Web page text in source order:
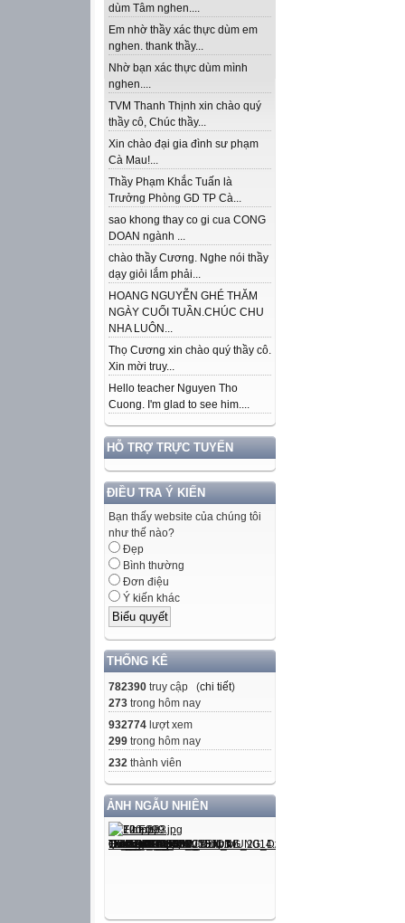
dùm Tâm nghen....
Em nhờ thầy xác thực dùm em
nghen. thank thầy...
Nhờ bạn xác thực dùm mình
nghen....
TVM Thanh Thịnh xin chào quý
thầy cô, Chúc thầy...
Xin chào đại gia đình sư phạm
Cà Mau!...
Thầy Phạm Khắc Tuấn là
Trưởng Phòng GD TP Cà...
sao khong thay co gi cua CONG
DOAN ngành ...
chào thầy Cương. Nghe nói thầy
dạy giỏi lắm phải...
HOANG NGUYỄN GHÉ THĂM
NGÀY CUỐI TUẦN.CHÚC CHU
NHA LUÔN...
Thọ Cương xin chào quý thầy cô.
Xin mời truy...
Hello teacher Nguyen Tho
Cuong. I'm glad to see him....
HỖ TRỢ TRỰC TUYẾN
ĐIỀU TRA Ý KIẾN
Bạn thấy website của chúng tôi
như thế nào?
Đẹp
Bình thường
Đơn điệu
Ý kiến khác
THỐNG KÊ
782390 truy cập (chi tiết)
273 trong hôm nay
932774 lượt xem
299 trong hôm nay
232 thành viên
ẢNH NGẪU NHIÊN